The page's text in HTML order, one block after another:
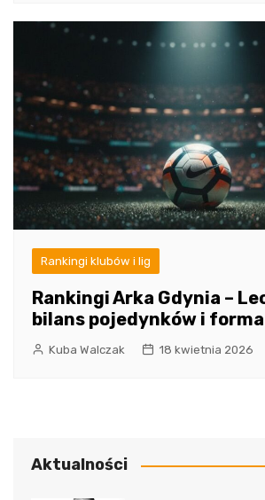
Rankingi klubów i lig
Rankingi Arka Gdynia –
bilans pojedynków i forma
Kuba Walczak 18 kwietnia 2026
Aktualności